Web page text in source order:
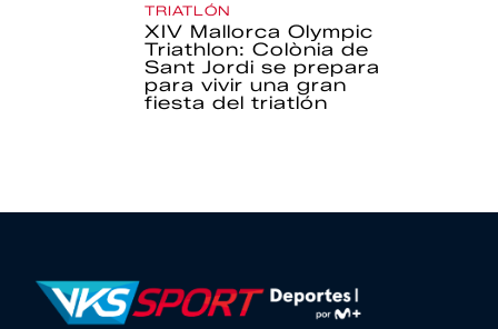
TRIATLÓN
XIV Mallorca Olympic
Triathlon: Colònia de
Sant Jordi se prepara
para vivir una gran
fiesta del triatlón